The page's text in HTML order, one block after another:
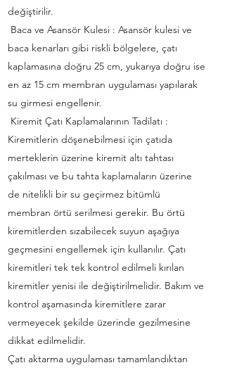
değiştirilir.
Baca ve Asansör Kulesi : Asansör kulesi ve
baca kenarları gibi riskli bölgelere, çatı
kaplamasına doğru 25 cm, yukarıya doğru ise
en az 15 cm membran uygulaması yapılarak
su girmesi engellenir.
Kiremit Çatı Kaplamalarının Tadilatı :
Kiremitlerin döşenebilmesi için çatıda
merteklerin üzerine kiremit altı tahtası
çakılması ve bu tahta kaplamaların üzerine
de nitelikli bir su geçirmez bitümlü
membran örtü serilmesi gerekir. Bu örtü
kiremitlerden sızabilecek suyun aşağıya
geçmesini engellemek için kullanılır. Çatı
kiremitleri tek tek kontrol edilmeli kırılan
kiremitler yenisi ile değiştirilmelidir. Bakım ve
kontrol aşamasında kiremitlere zarar
vermeyecek şekilde üzerinde gezilmesine
dikkat edilmelidir.
Çatı aktarma uygulaması tamamlandıktan